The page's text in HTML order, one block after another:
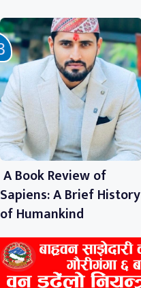
A Book Review of
Sapiens: A Brief History
of Humankind